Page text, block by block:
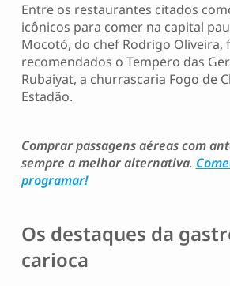
Entre os restaurantes citados
icônicos para comer na capital
Mocotó, do chef Rodrigo Oliveira,
recomendados o Tempero das
Rubaiyat, a churrascaria Fogo de
Estadão.
Comprar passagens aéreas com
sempre a melhor alternativa.
programar!
Os destaques da
carioca